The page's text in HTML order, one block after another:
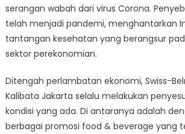
serangan wabah dari virus Corona.
telah menjadi pandemi, menghantarkan
tantangan kesehatan yang berangsur
sektor perekonomian.
Ditengah perlambatan ekonomi, Swiss-
Kalibata Jakarta selalu melakukan
kondisi yang ada. Di antaranya adalah
berbagai promosi food & beverage yang